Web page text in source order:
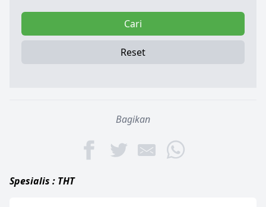
Cari
Reset
Bagikan
Spesialis : THT